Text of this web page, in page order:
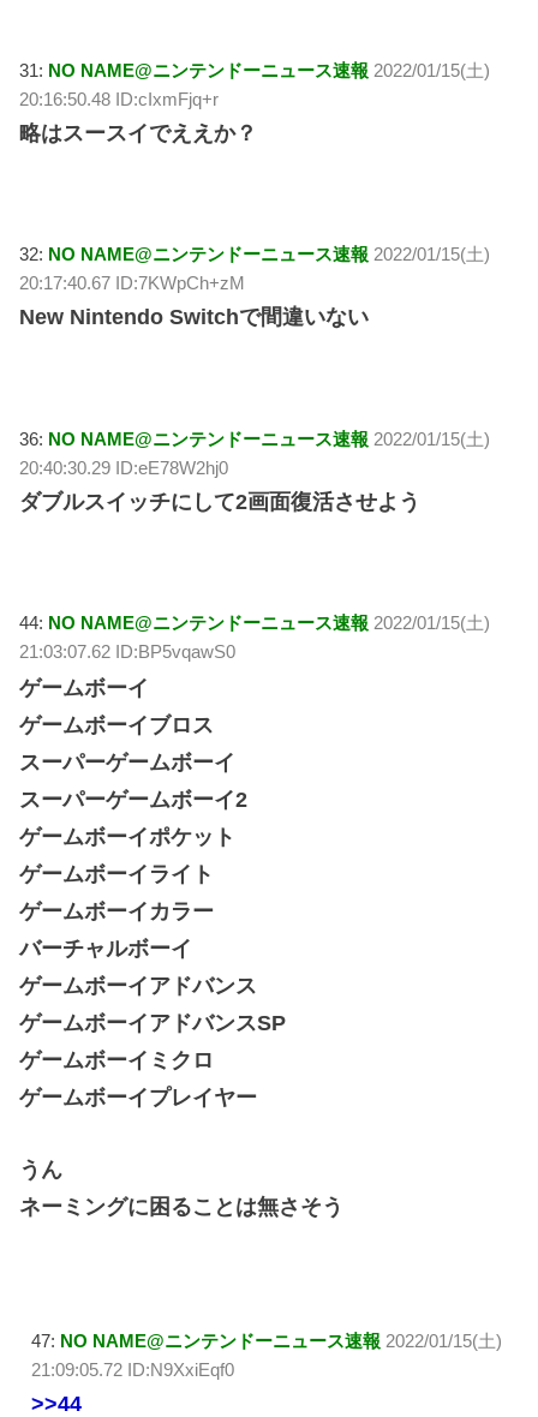
31: NO NAME@ニンテンドーニュース速報 2022/01/15(土)
20:16:50.48 ID:cIxmFjq+r
略はスースイでええか？
32: NO NAME@ニンテンドーニュース速報 2022/01/15(土)
20:17:40.67 ID:7KWpCh+zM
New Nintendo Switchで間違いない
36: NO NAME@ニンテンドーニュース速報 2022/01/15(土)
20:40:30.29 ID:eE78W2hj0
ダブルスイッチにして2画面復活させよう
44: NO NAME@ニンテンドーニュース速報 2022/01/15(土)
21:03:07.62 ID:BP5vqawS0
ゲームボーイ
ゲームボーイブロス
スーパーゲームボーイ
スーパーゲームボーイ2
ゲームボーイポケット
ゲームボーイライト
ゲームボーイカラー
バーチャルボーイ
ゲームボーイアドバンス
ゲームボーイアドバンスSP
ゲームボーイミクロ
ゲームボーイプレイヤー
うん
ネーミングに困ることは無さそう
47: NO NAME@ニンテンドーニュース速報 2022/01/15(土)
21:09:05.72 ID:N9XxiEqf0
>>44